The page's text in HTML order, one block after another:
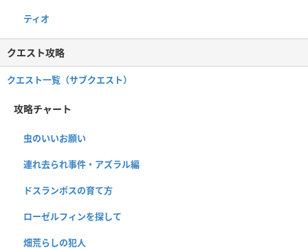
ティオ
クエスト攻略
クエスト一覧（サブクエスト）
攻略チャート
虫のいいお願い
連れ去られ事件・アズラル編
ドスランポスの育て方
ローゼルフィンを探して
畑荒らしの犯人